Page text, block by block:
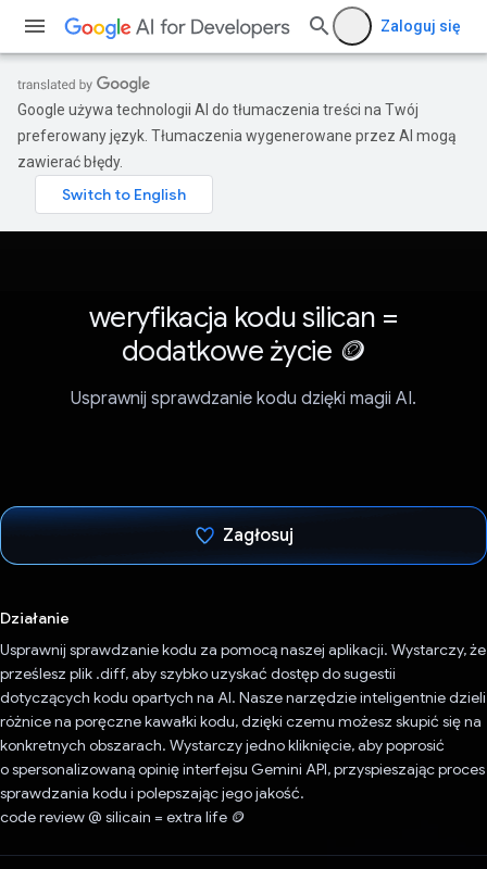
Zaloguj się
Google używa technologii AI do tłumaczenia treści na Twój
preferowany język. Tłumaczenia wygenerowane przez AI mogą
zawierać błędy.
weryfikacja kodu silican =
dodatkowe życie 🪙
Usprawnij sprawdzanie kodu dzięki magii AI.
Zagłosuj
Działanie
Usprawnij sprawdzanie kodu za pomocą naszej aplikacji. Wystarczy, że
prześlesz plik .diff, aby szybko uzyskać dostęp do sugestii
dotyczących kodu opartych na AI. Nasze narzędzie inteligentnie dzieli
różnice na poręczne kawałki kodu, dzięki czemu możesz skupić się na
konkretnych obszarach. Wystarczy jedno kliknięcie, aby poprosić
o spersonalizowaną opinię interfejsu Gemini API, przyspieszając proces
sprawdzania kodu i polepszając jego jakość.
code review @ silicain = extra life 🪙